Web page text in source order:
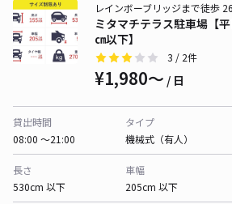
ミタマチテラス駐車場【
㎝以下】
レインボーブリッジまで徒歩
3 / 2件
¥1,980〜 / 日
貸出時間
08:00 〜21:00
タイプ
機械式（有人）
長さ
530cm 以下
車幅
205cm 以下